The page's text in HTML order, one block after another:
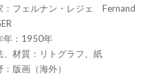
：フェルナン・レジェ Fernand
年：1950年
、材質：リトグラフ、紙
：版画（海外）